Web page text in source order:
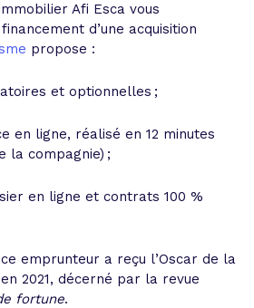
Afi Esca vous
d’une acquisition
propose :
et optionnelles ;
en ligne, réalisé en 12 minutes
la compagnie) ;
en ligne et contrats 100 %
emprunteur a reçu l’Oscar de la
2021, décerné par la revue
fortune.